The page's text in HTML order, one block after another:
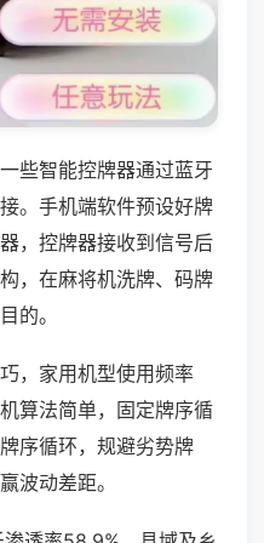
些智能控牌器通过蓝牙
。手机端软件预设好牌
，控牌器接收到信号后
，在麻将机洗牌、码牌
的。
，家用机型使用频率
算法简单，固定牌序循
序循环，规避劣势牌
波动差距。